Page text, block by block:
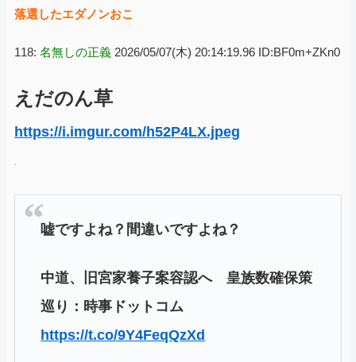
落選したエダノンおこ
118: 名無しの正義 2026/05/07(木) 20:14:19.96 ID:BF0m+ZKn0
えだのん草
https://i.imgur.com/h52P4LX.jpeg
嘘ですよね？間違いですよね？
中道、旧宮家養子案容認へ 皇族数確保策
巡り：時事ドットコム
https://t.co/9Y4FeqQzXd